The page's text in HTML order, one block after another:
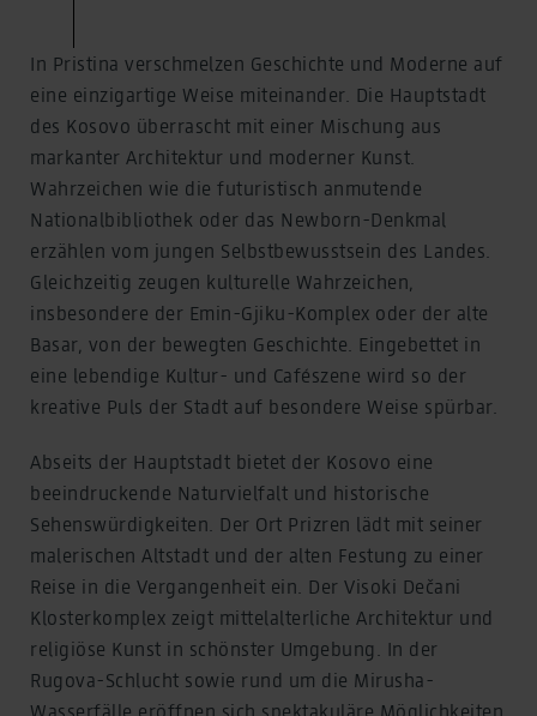
In Pristina verschmelzen Geschichte und Moderne auf
eine einzigartige Weise miteinander. Die Hauptstadt
des Kosovo überrascht mit einer Mischung aus
markanter Architektur und moderner Kunst.
Wahrzeichen wie die futuristisch anmutende
Nationalbibliothek oder das Newborn-Denkmal
erzählen vom jungen Selbstbewusstsein des Landes.
Gleichzeitig zeugen kulturelle Wahrzeichen,
insbesondere der Emin-Gjiku-Komplex oder der alte
Basar, von der bewegten Geschichte. Eingebettet in
eine lebendige Kultur- und Cafészene wird so der
kreative Puls der Stadt auf besondere Weise spürbar.
Abseits der Hauptstadt bietet der Kosovo eine
beeindruckende Naturvielfalt und historische
Sehenswürdigkeiten. Der Ort Prizren lädt mit seiner
malerischen Altstadt und der alten Festung zu einer
Reise in die Vergangenheit ein. Der Visoki Dečani
Klosterkomplex zeigt mittelalterliche Architektur und
religiöse Kunst in schönster Umgebung. In der
Rugova-Schlucht sowie rund um die Mirusha-
Wasserfälle eröffnen sich spektakuläre Möglichkeiten